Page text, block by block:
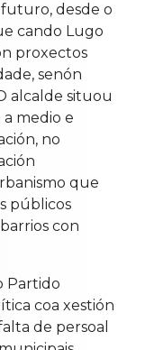
desde o
cando Lugo
proxectos
senón
alcalde situou
a medio e
no
que
públicos
con
Partido
coa xestión
de persoal